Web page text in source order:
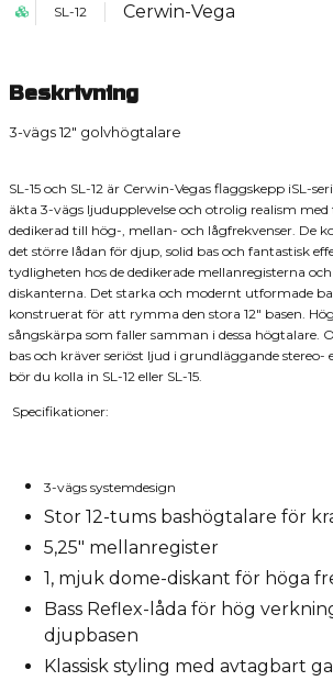
SL-12 Cerwin-Vega
Beskrivning
3-vägs 12" golvhögtalare
SL-15 och SL-12 är Cerwin-Vegas flaggskepp iSL-
äkta 3-vägs ljudupplevelse och otrolig realism med
dedikerad till hög-, mellan- och lågfrekvenser. De
det större lådan för djup, solid bas och fantastisk
tydligheten hos de dedikerade mellanregisterna
diskanterna. Det starka och modernt utformade
konstruerat för att rymma den stora 12" basen.
sångskärpa som faller samman i dessa högtalare.
bas och kräver seriöst ljud i grundläggande
bör du kolla in SL-12 eller SL-15.
Specifikationer:
3-vägs systemdesign
Stor 12-tums bashögtalare för
5,25" mellanregister
1, mjuk dome-diskant för höga
Bass Reflex-låda för hög
djupbasen
Klassisk styling med avtagbart